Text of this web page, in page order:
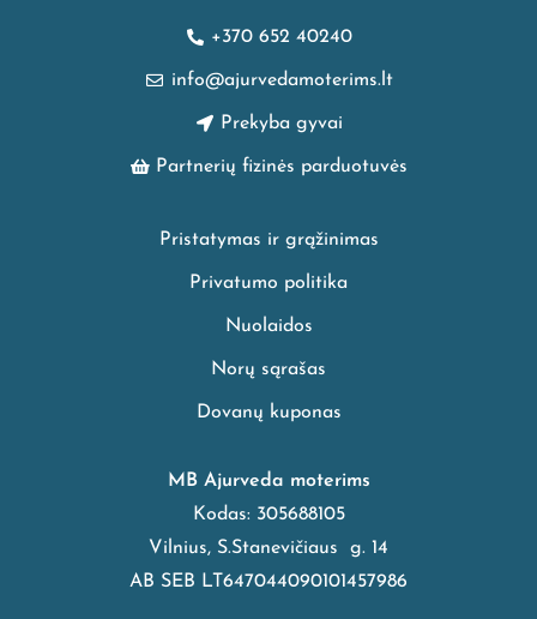
+370 652 40240
info@ajurvedamoterims.lt
Prekyba gyvai
Partnerių fizinės parduotuvės
Pristatymas ir grąžinimas
Privatumo politika
Nuolaidos
Norų sąrašas
Dovanų kuponas
MB Ajurveda moterims
Kodas: 305688105
Vilnius, S.Stanevičiaus g. 14
AB SEB LT647044090101457986